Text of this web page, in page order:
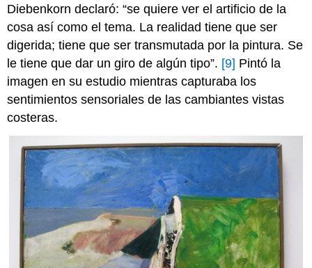
Diebenkorn declaró: “se quiere ver el artificio de la
cosa así como el tema. La realidad tiene que ser
digerida; tiene que ser transmutada por la pintura. Se
le tiene que dar un giro de algún tipo”. [9] Pintó la
imagen en su estudio mientras capturaba los
sentimientos sensoriales de las cambiantes vistas
costeras.